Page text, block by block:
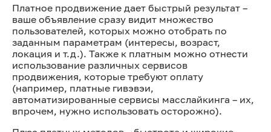
Платное продвижение дает быстрый результат –
ваше объявление сразу видит множество
пользователей, которых можно отобрать по
заданным параметрам (интересы, возраст,
локация и т.д.). Также к платным можно отнести
использование различных сервисов
продвижения, которые требуют оплату
(например, платные гивэвэи,
автоматизированные сервисы масслайкинга – их,
впрочем, нужно использовать осторожно).